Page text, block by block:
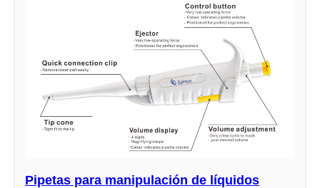
Pipetas para manipulación de líquidos